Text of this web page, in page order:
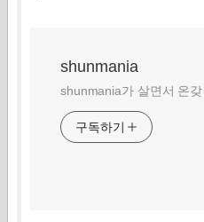
shunmania
shunmania가 살면서 온
구독하기